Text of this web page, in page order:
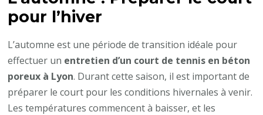
pour l’hiver
L’automne est une période de transition idéale pour
effectuer un entretien d’un court de tennis en béton
poreux à Lyon. Durant cette saison, il est important de
préparer le court pour les conditions hivernales à venir.
Les températures commencent à baisser, et les